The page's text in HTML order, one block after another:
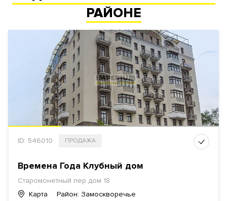
РАЙОНЕ
ID: 546010 ПРОДАЖА
Времена Года Клубный дом
Старомонетный пер дом 18
Карта
Район: Замоскворечье